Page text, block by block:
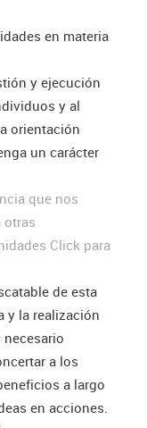
en materia
y ejecución
y al
orientación
un carácter
que nos
otras
Click para
de esta
y la realización
a los
a largo
en acciones.